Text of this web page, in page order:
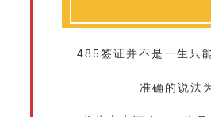
485签证并不是一生只
准确的说法